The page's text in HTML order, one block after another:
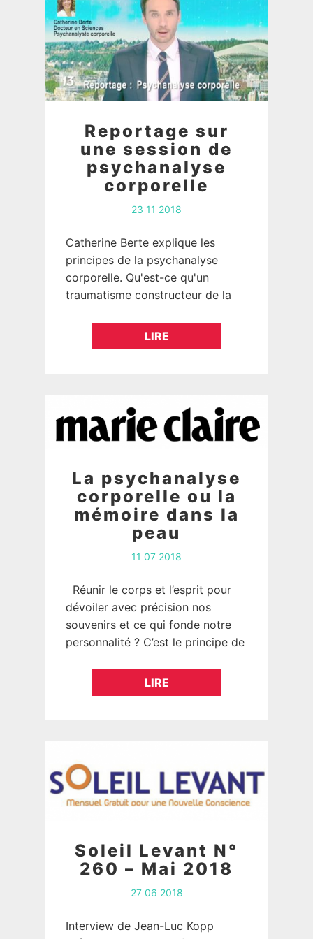
Reportage sur
une session de
psychanalyse
corporelle
23 11 2018
Catherine Berte explique les
principes de la psychanalyse
corporelle. Qu'est-ce qu'un
traumatisme constructeur de la
corporelle révèle par le corps les
instants clés de la construction
LIRE
La psychanalyse
corporelle ou la
mémoire dans la
peau
11 07 2018
Réunir le corps et l’esprit pour
dévoiler avec précision nos
souvenirs et ce qui fonde notre
personnalité ? C’est le principe de
psychanalyse corporelle.
Rencontre…
LIRE
Soleil Levant N°
260 – Mai 2018
27 06 2018
Interview de Jean-Luc Kopp